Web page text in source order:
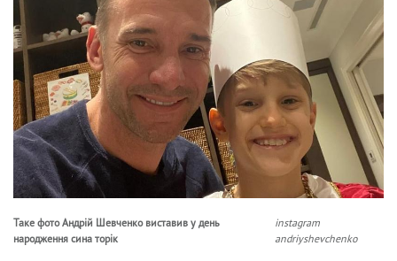
Таке фото Андрій Шевченко виставив у день
народження сина торік
instagram
andriyshevchenko